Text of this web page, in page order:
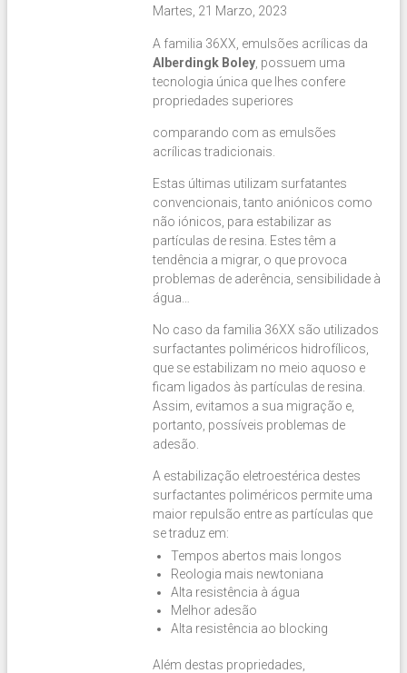
Martes, 21 Marzo, 2023
A familia 36XX, emulsões acrílicas da
Alberdingk Boley, possuem uma
tecnologia única que lhes confere
propriedades superiores
comparando com as emulsões
acrílicas tradicionais.
Estas últimas utilizam surfatantes
convencionais, tanto aniónicos como
não iónicos, para estabilizar as
partículas de resina. Estes têm a
tendência a migrar, o que provoca
problemas de aderência, sensibilidade à
água…
No caso da familia 36XX são utilizados
surfactantes poliméricos hidrofílicos,
que se estabilizam no meio aquoso e
ficam ligados às partículas de resina.
Assim, evitamos a sua migração e,
portanto, possíveis problemas de
adesão.
A estabilização eletroestérica destes
surfactantes poliméricos permite uma
maior repulsão entre as partículas que
se traduz em:
Tempos abertos mais longos
Reologia mais newtoniana
Alta resistência à água
Melhor adesão
Alta resistência ao blocking
Além destas propriedades,